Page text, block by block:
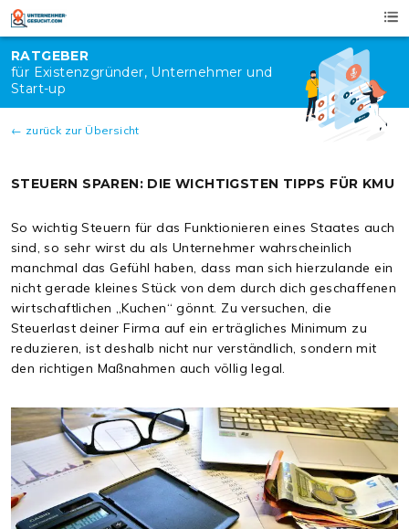
Skip
content
RATGEBER
für Existenzgründer, Unternehmer und
Start-up
← zurück zur Übersicht
STEUERN SPAREN: DIE WICHTIGSTEN TIPPS FÜR KMU
So wichtig Steuern für das Funktionieren eines Staates auch
sind, so sehr wirst du als Unternehmer wahrscheinlich
manchmal das Gefühl haben, dass man sich hierzulande ein
nicht gerade kleines Stück von dem durch dich geschaffenen
wirtschaftlichen „Kuchen“ gönnt. Zu versuchen, die
Steuerlast deiner Firma auf ein erträgliches Minimum zu
reduzieren, ist deshalb nicht nur verständlich, sondern mit
den richtigen Maßnahmen auch völlig legal.